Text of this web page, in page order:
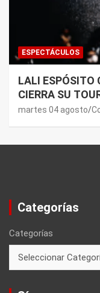
ESPECTÁCULOS
LALI ESPÓSITO
CIERRA SU
martes 04 agosto
Categorías
Categorías